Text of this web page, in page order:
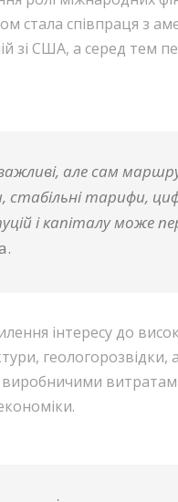
стала співпраця з
зі США, а серед тем
але сам
тарифи,
і капіталу може
інтересу до